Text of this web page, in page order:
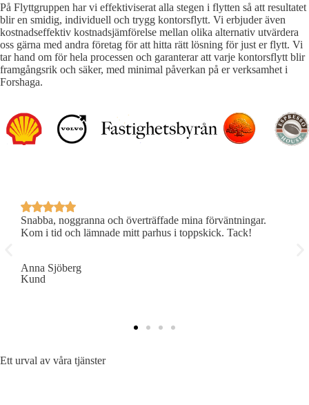
På Flyttgruppen har vi effektiviserat alla stegen i flytten så att resultatet
blir en smidig, individuell och trygg kontorsflytt. Vi erbjuder även
kostnadseffektiv kostnadsjämförelse mellan olika alternativ utvärdera
oss gärna med andra företag för att hitta rätt lösning för just er flytt. Vi
tar hand om för hela processen och garanterar att varje kontorsflytt blir
framgångsrik och säker, med minimal påverkan på er verksamhet i
Forshaga.
Snabba, noggranna och överträffade mina förväntningar.
Kom i tid och lämnade mitt parhus i toppskick. Tack!
Anna Sjöberg
Kund
Ett urval av våra tjänster